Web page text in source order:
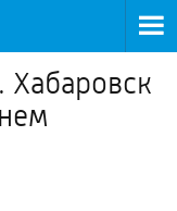
Хабаровск